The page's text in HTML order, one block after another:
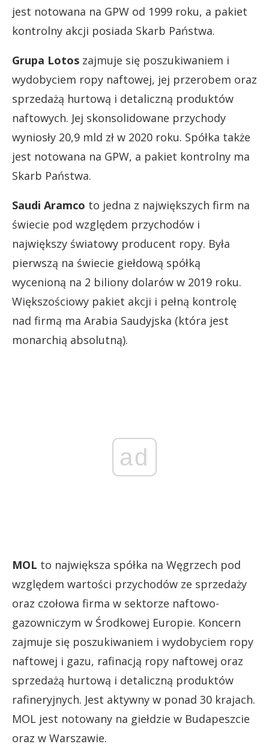
jest notowana na GPW od 1999 roku, a pakiet
kontrolny akcji posiada Skarb Państwa.
Grupa Lotos zajmuje się poszukiwaniem i
wydobyciem ropy naftowej, jej przerobem oraz
sprzedażą hurtową i detaliczną produktów
naftowych. Jej skonsolidowane przychody
wyniosły 20,9 mld zł w 2020 roku. Spółka także
jest notowana na GPW, a pakiet kontrolny ma
Skarb Państwa.
Saudi Aramco to jedna z największych firm na
świecie pod względem przychodów i
największy światowy producent ropy. Była
pierwszą na świecie giełdową spółką
wycenioną na 2 biliony dolarów w 2019 roku.
Większościowy pakiet akcji i pełną kontrolę
nad firmą ma Arabia Saudyjska (która jest
monarchią absolutną).
ad
MOL to największa spółka na Węgrzech pod
względem wartości przychodów ze sprzedaży
oraz czołowa firma w sektorze naftowo-
gazowniczym w Środkowej Europie. Koncern
zajmuje się poszukiwaniem i wydobyciem ropy
naftowej i gazu, rafinacją ropy naftowej oraz
sprzedażą hurtową i detaliczną produktów
rafineryjnych. Jest aktywny w ponad 30 krajach.
MOL jest notowany na giełdzie w Budapeszcie
oraz w Warszawie.